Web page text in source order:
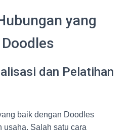
yang
dan Pelatihan
baik dengan Doodles
usaha. Salah satu cara